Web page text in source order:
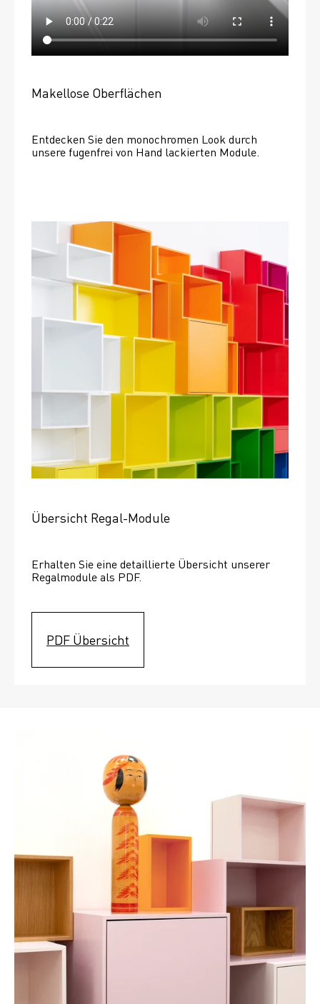
Makellose Oberflächen
Entdecken Sie den monochromen Look durch
unsere fugenfrei von Hand lackierten Module.
Übersicht Regal-Module
Erhalten Sie eine detaillierte Übersicht unserer
Regalmodule als PDF.
PDF Übersicht